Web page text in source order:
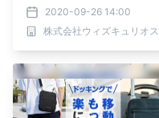
をもっと楽にする」バッグ
がMakuakeにて先行予約
受付中！！
2020-09-26 14:00
株式会社ウィズキュリオス